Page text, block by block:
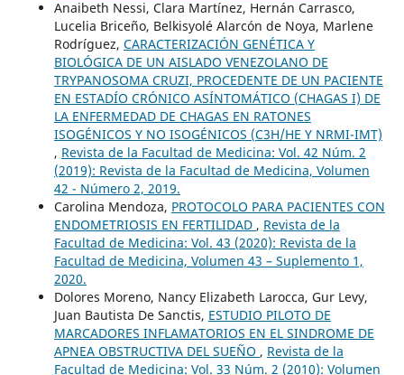
Anaibeth Nessi, Clara Martínez, Hernán Carrasco,
Lucelia Briceño, Belkisyolé Alarcón de Noya, Marlene
Rodríguez, CARACTERIZACIÓN GENÉTICA Y
BIOLÓGICA DE UN AISLADO VENEZOLANO DE
TRYPANOSOMA CRUZI, PROCEDENTE DE UN PACIENTE
EN ESTADÍO CRÓNICO ASÍNTOMÁTICO (CHAGAS I) DE
LA ENFERMEDAD DE CHAGAS EN RATONES
ISOGÉNICOS Y NO ISOGÉNICOS (C3H/HE Y NRMI-IMT)
, Revista de la Facultad de Medicina: Vol. 42 Núm. 2
(2019): Revista de la Facultad de Medicina, Volumen
42 - Número 2, 2019.
Carolina Mendoza, PROTOCOLO PARA PACIENTES CON
ENDOMETRIOSIS EN FERTILIDAD , Revista de la
Facultad de Medicina: Vol. 43 (2020): Revista de la
Facultad de Medicina, Volumen 43 – Suplemento 1,
2020.
Dolores Moreno, Nancy Elizabeth Larocca, Gur Levy,
Juan Bautista De Sanctis, ESTUDIO PILOTO DE
MARCADORES INFLAMATORIOS EN EL SINDROME DE
APNEA OBSTRUCTIVA DEL SUEÑO , Revista de la
Facultad de Medicina: Vol. 33 Núm. 2 (2010): Volumen